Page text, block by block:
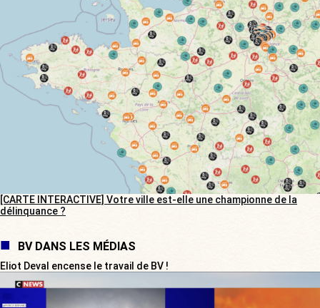
[CARTE INTERACTIVE] Votre ville est-elle une championne de la
délinquance ?
BV DANS LES MÉDIAS
Eliot Deval encense le travail de BV !